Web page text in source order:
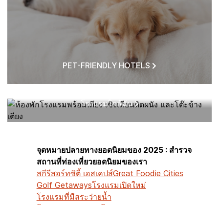
PET-FRIENDLY HOTELS
โรงแรมใกล้ฉัน
จุดหมายปลายทางยอดนิยมของ 2025 : สำรวจ
สถานที่ท่องเที่ยวยอดนิยมของเรา
สกีรีสอร์ทซิตี้ เอสเคปส์Great Foodie Cities
Golf Getawaysโรงแรมเปิดใหม่
โรงแรมที่มีสระว่ายน้ำ